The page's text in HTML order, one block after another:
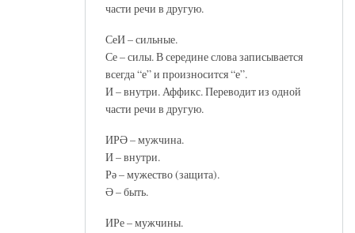
части речи в другую.
СеИ – сильные.
Се – силы. В середине слова записывается
всегда “е” и произносится “е”.
И – внутри. Аффикс. Переводит из одной
части речи в другую.
ИРӘ – мужчина.
И – внутри.
Рә – мужество (защита).
Ә – быть.
ИРе – мужчины.